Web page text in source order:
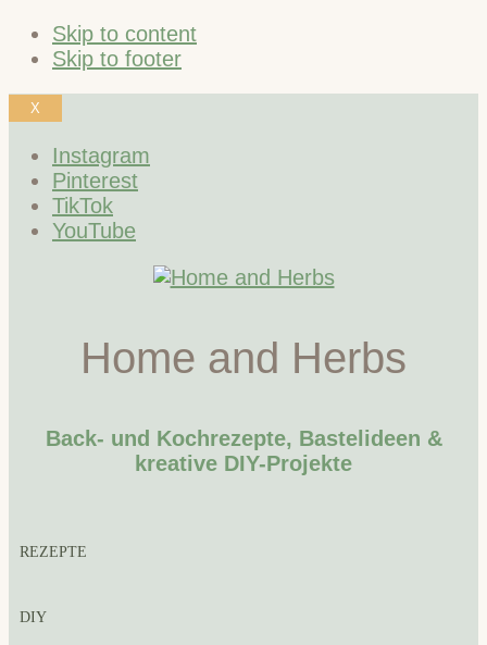
Skip to content
Skip to footer
X
Instagram
Pinterest
TikTok
YouTube
Home and Herbs
Back- und Kochrezepte, Bastelideen &
kreative DIY-Projekte
REZEPTE
DIY